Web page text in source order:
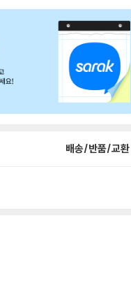
배송/반품/교환